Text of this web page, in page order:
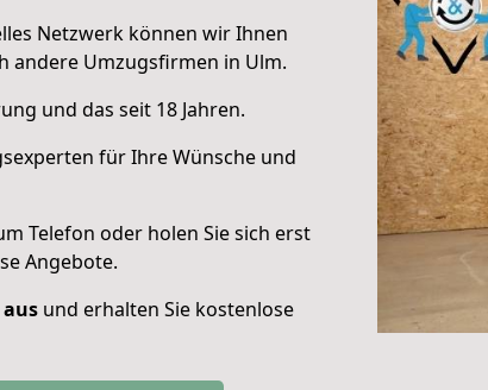
Netzwerk können wir Ihnen
andere Umzugsfirmen in Ulm.
und das seit 18 Jahren.
für Ihre Wünsche und
Telefon oder holen Sie sich erst
Angebote.
und erhalten Sie kostenlose